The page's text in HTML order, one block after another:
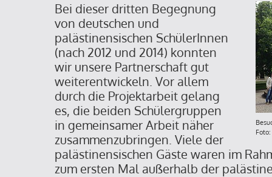
Bei dieser dritten Begegnung
von deutschen und
palästinensischen SchülerInnen
(nach 2012 und 2014) konnten
wir unsere Partnerschaft gut
weiterentwickeln. Vor allem
durch die Projektarbeit gelang
es, die beiden Schülergruppen
in gemeinsamer Arbeit näher
zusammenzubringen. Viele der
palästinensischen Gäste waren im
zum ersten Mal außerhalb der